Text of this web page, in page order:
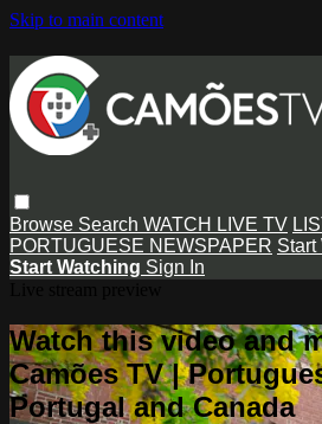
Skip to main content
Browse Search WATCH LIVE TV
PORTUGUESE NEWSPAPER Start
Start Watching Sign In
Watch this video and
Camões TV |
Portugal and Canada